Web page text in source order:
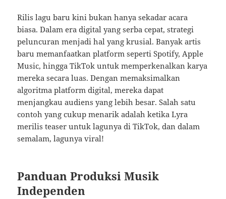
Rilis lagu baru kini bukan hanya sekadar acara
biasa. Dalam era digital yang serba cepat, strategi
peluncuran menjadi hal yang krusial. Banyak artis
baru memanfaatkan platform seperti Spotify, Apple
Music, hingga TikTok untuk memperkenalkan karya
mereka secara luas. Dengan memaksimalkan
algoritma platform digital, mereka dapat
menjangkau audiens yang lebih besar. Salah satu
contoh yang cukup menarik adalah ketika Lyra
merilis teaser untuk lagunya di TikTok, dan dalam
semalam, lagunya viral!
Panduan Produksi Musik
Independen